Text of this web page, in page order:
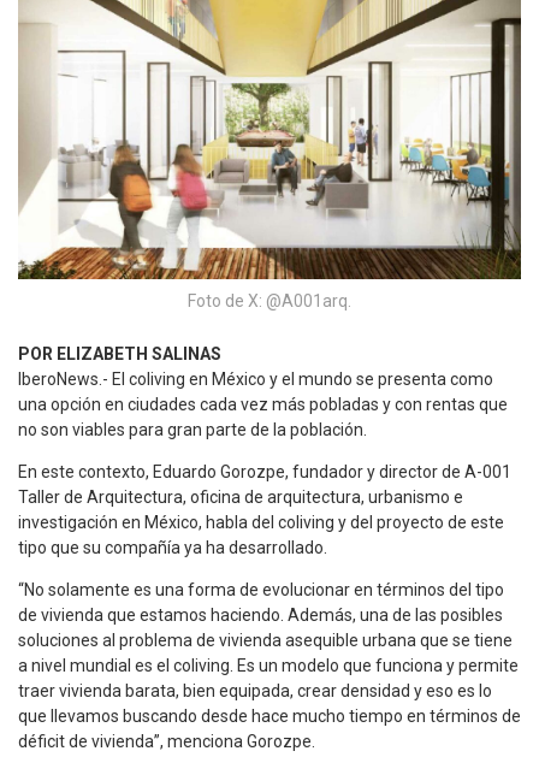
Foto de X: @A001arq.
POR ELIZABETH SALINAS
IberoNews.- El coliving en México y el mundo se presenta como
una opción en ciudades cada vez más pobladas y con rentas que
no son viables para gran parte de la población.
En este contexto, Eduardo Gorozpe, fundador y director de A-001
Taller de Arquitectura, oficina de arquitectura, urbanismo e
investigación en México, habla del coliving y del proyecto de este
tipo que su compañía ya ha desarrollado.
“No solamente es una forma de evolucionar en términos del tipo
de vivienda que estamos haciendo. Además, una de las posibles
soluciones al problema de vivienda asequible urbana que se tiene
a nivel mundial es el coliving. Es un modelo que funciona y permite
traer vivienda barata, bien equipada, crear densidad y eso es lo
que llevamos buscando desde hace mucho tiempo en términos de
déficit de vivienda”, menciona Gorozpe.